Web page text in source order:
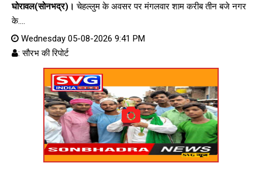
घोरावल(सोनभद्र)। चेहल्लुम के अवसर पर मंगलवार शाम करीब तीन बजे नगर
के....
Wednesday 05-08-2026 9:41 PM
: सौरभ की रिपोर्ट